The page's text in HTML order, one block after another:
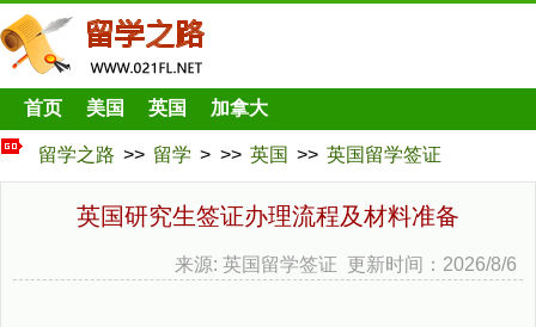
首页 美国 英国 加拿大
留学之路 >> 留学 > >> 英国 >> 英国留学签证
英国研究生签证办理流程及材料准备
来源: 英国留学签证 更新时间：2026/8/6